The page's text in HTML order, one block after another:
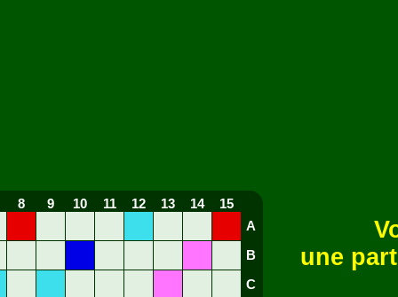
8 9 10 11 12 13 14
15
A
B
C
une